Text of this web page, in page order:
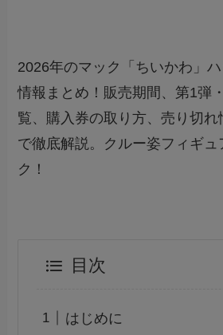
2026年のマック「ちいかわ」
情報まとめ！販売期間、第1弾
覧、購入券の取り方、売り切れ
で徹底解説。クルー姿フィギュ
ク！
目次
はじめに